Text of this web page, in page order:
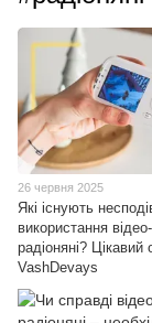
26 червня 2025
Які існують
використання
радіоняні? Цікавий
VashDevays